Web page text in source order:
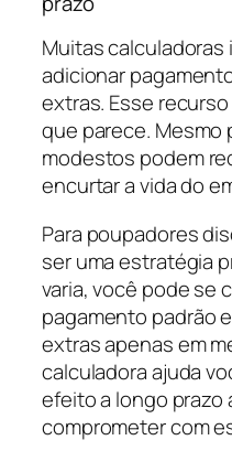
Muitas calculadoras
adicionar
extras. Esse
que parece.
modestos podem
encurtar a vida do
Para poupadores
ser uma estratégia
varia, você pode se
pagamento padrão
extras apenas em
calculadora ajuda
efeito a longo prazo
comprometer com